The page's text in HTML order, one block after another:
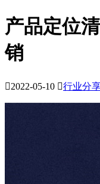
产品定位
销
2022-05-10 行业分